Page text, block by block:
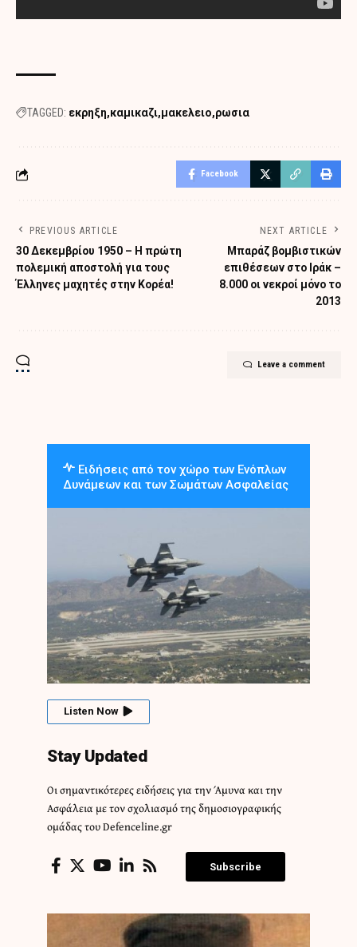
TAGGED: εκρηξη καμικαζι μακελειο ρωσια
Facebook
PREVIOUS ARTICLE
30 Δεκεμβρίου 1950 – Η πρώτη
πολεμική αποστολή για τους
Έλληνες μαχητές στην Κορέα!
NEXT ARTICLE
Μπαράζ βομβιστικών
επιθέσεων στο Ιράκ –
8.000 οι νεκροί μόνο το
2013
Leave a comment
Ειδήσεις από τον χώρο των Ενόπλων
Δυνάμεων και των Σωμάτων Ασφαλείας
Listen Now
Stay Updated
Οι σημαντικότερες ειδήσεις για την Άμυνα και την
Ασφάλεια με τον σχολιασμό της δημοσιογραφικής
ομάδας του Defenceline.gr
Subscribe